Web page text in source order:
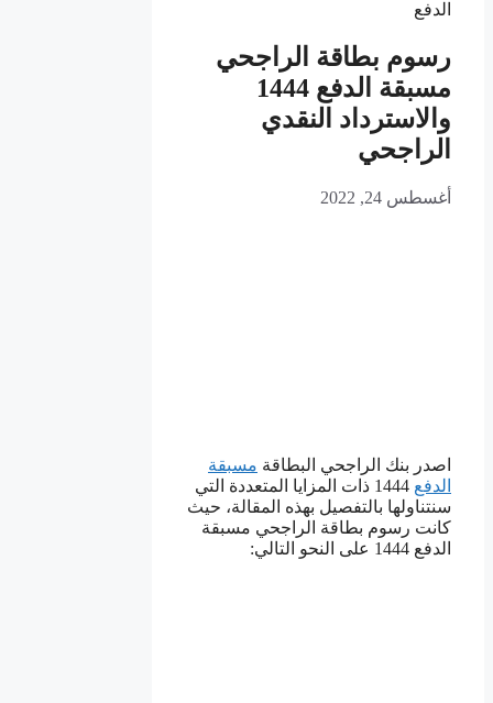
رسوم بطاقة الراجحي
مسبقة الدفع 1444
والاسترداد النقدي
الراجحي
أغسطس 24, 2022
اصدر بنك الراجحي البطاقة مسبقة
الدفع
1444 ذات المزايا المتعددة التي
سنتناولها بالتفصيل بهذه المقالة، حيث
كانت رسوم بطاقة الراجحي مسبقة
الدفع 1444 على النحو التالي: